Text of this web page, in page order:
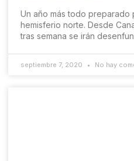
Un año más todo preparado
hemisferio norte. Desde
tras semana se irán
septiembre 7, 2020 No hay